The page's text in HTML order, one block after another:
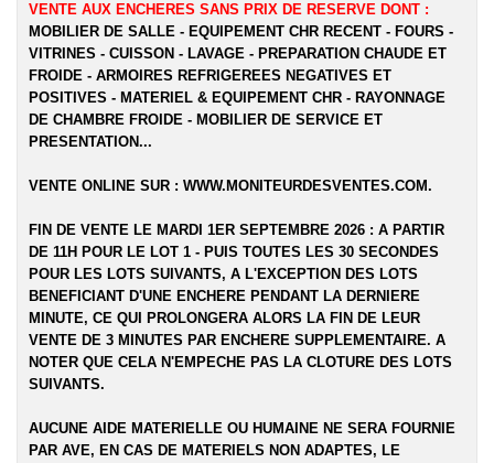
VENTE AUX ENCHERES SANS PRIX DE RESERVE DONT :
MOBILIER DE SALLE - EQUIPEMENT CHR RECENT - FOURS -
VITRINES - CUISSON - LAVAGE - PREPARATION CHAUDE ET
FROIDE - ARMOIRES REFRIGEREES NEGATIVES ET
POSITIVES - MATERIEL & EQUIPEMENT CHR - RAYONNAGE
DE CHAMBRE FROIDE - MOBILIER DE SERVICE ET
PRESENTATION...
VENTE ONLINE SUR : WWW.MONITEURDESVENTES.COM.
FIN DE VENTE LE MARDI 1ER SEPTEMBRE 2026 : A PARTIR
DE 11H POUR LE LOT 1 - PUIS TOUTES LES 30 SECONDES
POUR LES LOTS SUIVANTS, A L'EXCEPTION DES LOTS
BENEFICIANT D'UNE ENCHERE PENDANT LA DERNIERE
MINUTE, CE QUI PROLONGERA ALORS LA FIN DE LEUR
VENTE DE 3 MINUTES PAR ENCHERE SUPPLEMENTAIRE. A
NOTER QUE CELA N'EMPECHE PAS LA CLOTURE DES LOTS
SUIVANTS.
AUCUNE AIDE MATERIELLE OU HUMAINE NE SERA FOURNIE
PAR AVE, EN CAS DE MATERIELS NON ADAPTES, LE